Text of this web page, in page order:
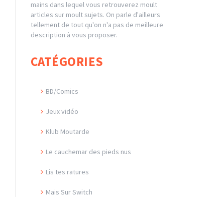
mains dans lequel vous retrouverez moult
articles sur moult sujets. On parle d'ailleurs
tellement de tout qu'on n'a pas de meilleure
description à vous proposer.
CATÉGORIES
BD/Comics
Jeux vidéo
Klub Moutarde
Le cauchemar des pieds nus
Lis tes ratures
Mais Sur Switch